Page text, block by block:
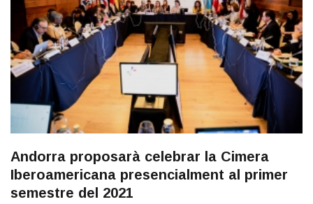
Andorra proposarà celebrar la Cimera
Iberoamericana presencialment al primer
semestre del 2021